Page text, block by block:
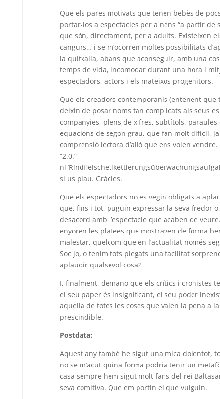
Que els pares motivats que tenen bebès de
portar-los a espectacles per a nens “a partir de
que són, directament, per a adults. Existeixen
cangurs… i se m’ocorren moltes possibilitats
la quitxalla, abans que aconseguir, amb una
temps de vida, incomodar durant una hora i
espectadors, actors i els mateixos progenitors.
Que els creadors contemporanis (entenent que
deixin de posar noms tan complicats als seus
companyies, plens de xifres, subtítols,
equacions de segon grau, que fan molt difícil,
comprensió lectora d’allò que ens volen vendre.
“2.0.”
si us plau. Gràcies.
Que els espectadors no es vegin obligats a
que, fins i tot, puguin expressar la seva fredor
desacord amb l’espectacle que acaben de
enyoren les platees que mostraven de forma
malestar, quelcom que en l’actualitat només
Soc jo, o tenim tots plegats una facilitat
aplaudir qualsevol cosa?
I, finalment, demano que els crítics i cronistes
el seu paper és insignificant, el seu poder
aquella de totes les coses que valen la pena a
prescindible.
Postdata:
Aquest any també he sigut una mica dolentot,
no se m’acut quina forma podria tenir un
casa sempre hem sigut molt fans del rei
seva comitiva. Que em portin el que vulguin.